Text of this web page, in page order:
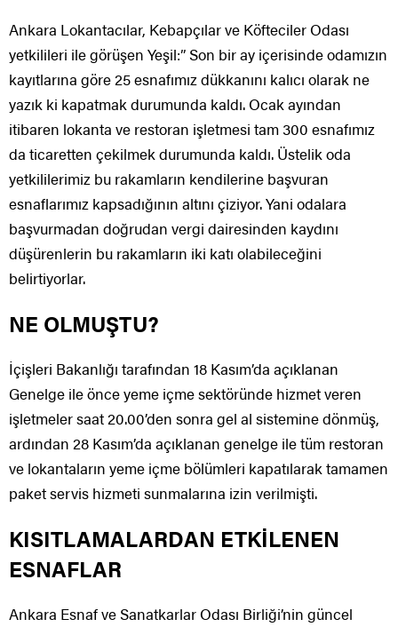
Ankara Lokantacılar, Kebapçılar ve Köfteciler Odası
yetkilileri ile görüşen Yeşil:” Son bir ay içerisinde odamızın
kayıtlarına göre 25 esnafımız dükkanını kalıcı olarak ne
yazık ki kapatmak durumunda kaldı. Ocak ayından
itibaren lokanta ve restoran işletmesi tam 300 esnafımız
da ticaretten çekilmek durumunda kaldı. Üstelik oda
yetkililerimiz bu rakamların kendilerine başvuran
esnaflarımız kapsadığının altını çiziyor. Yani odalara
başvurmadan doğrudan vergi dairesinden kaydını
düşürenlerin bu rakamların iki katı olabileceğini
belirtiyorlar.
NE OLMUŞTU?
İçişleri Bakanlığı tarafından 18 Kasım’da açıklanan
Genelge ile önce yeme içme sektöründe hizmet veren
işletmeler saat 20.00’den sonra gel al sistemine dönmüş,
ardından 28 Kasım’da açıklanan genelge ile tüm restoran
ve lokantaların yeme içme bölümleri kapatılarak tamamen
paket servis hizmeti sunmalarına izin verilmişti.
KISITLAMALARDAN ETKİLENEN
ESNAFLAR
Ankara Esnaf ve Sanatkarlar Odası Birliği’nin güncel